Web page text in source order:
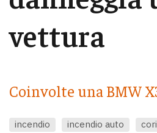
vettura
Coinvolte una BMW
incendio incendio auto